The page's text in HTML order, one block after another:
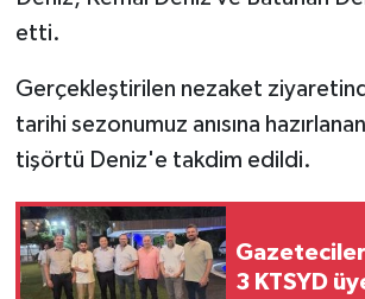
etti.
Gerçekleştirilen nezaket
tarihi sezonumuz anısına
tişörtü Deniz'e takdim edildi.
3 KTSYD
LAPTA
MAGAZİN
ÖZEL HABER